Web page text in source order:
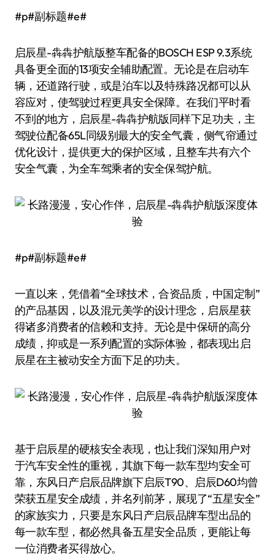
#p#副标题#e#
启辰星-犇犇护航版整车配备的BOSCH ESP 9.3系统
具备更全面的13项安全辅助配置。无论是在启动车
辆，还道路行驶，或是泊车以及特殊路况都可以从
容应对，使驾驶过程更具安全保障。在我们平时看
不到的地方，启辰星-犇犇护航版同样下足功夫，主
驾驶位配备65L同级别最大的安全气囊，侧气帘通过
优化设计，提供更大的保护区域，且整车共有六个
安全气囊，为全车驾乘者的安全保驾护航。
#p#副标题#e#
一直以来，凭借着“全球技术，合资品质，中国定制”
的产品基因，以及混元美学的设计理念，启辰星获
得诸多消费者的信赖和支持。无论是中保研的高分
成绩，抑或是一系列配置的实际体验，都表现出启
辰星在主被动安全方面下足的功夫。
基于启辰星的硬核安全表现，也让我们深知用户对
于汽车安全性的重视，其旗下每一款车型均安全可
靠，东风日产启辰品牌旗下启辰T90、启辰D60均曾
荣获五星安全成绩，并名列前茅，展现了“五星安全”
的家族实力，只要是东风日产启辰品牌车型出品的
每一款车型，都必然具备五星安全品质，更能让每
一位消费者买得放心。